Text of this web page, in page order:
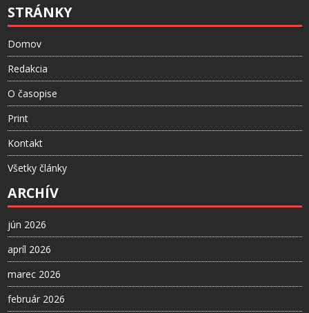
STRÁNKY
Domov
Redakcia
O časopise
Print
Kontakt
Všetky články
ARCHÍV
jún 2026
apríl 2026
marec 2026
február 2026